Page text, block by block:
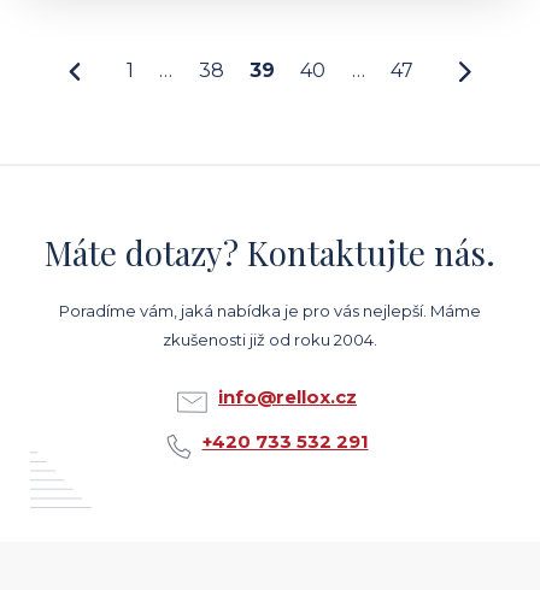
1 … 38 39 40 … 47
Máte dotazy? Kontaktujte nás.
Poradíme vám, jaká nabídka je pro vás nejlepší. Máme
zkušenosti již od roku 2004.
info@rellox.cz
+420 733 532 291